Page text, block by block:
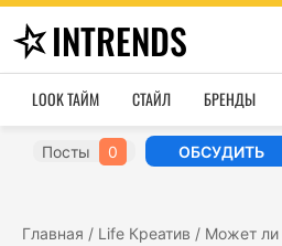
INTRENDS
LOOK ТАЙМ СТАЙЛ БРЕНДЫ
Посты 0 ОБСУДИТЬ
Главная / Life Креатив / Может ли